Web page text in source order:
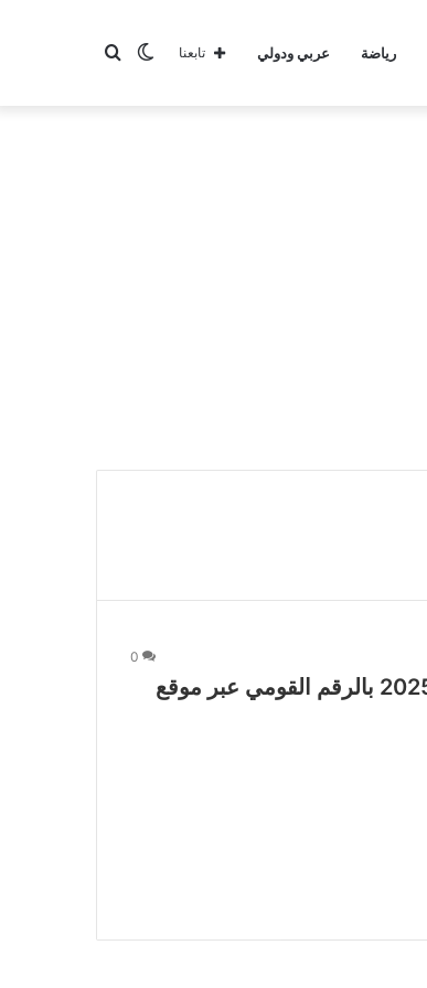
رياضة عربي ودولي بحثالوضع تابعنا
0
استعلم الآن عن نتيجة شقق الإسكان الاجتماعي 2025 بالرقم القومي عبر موقع